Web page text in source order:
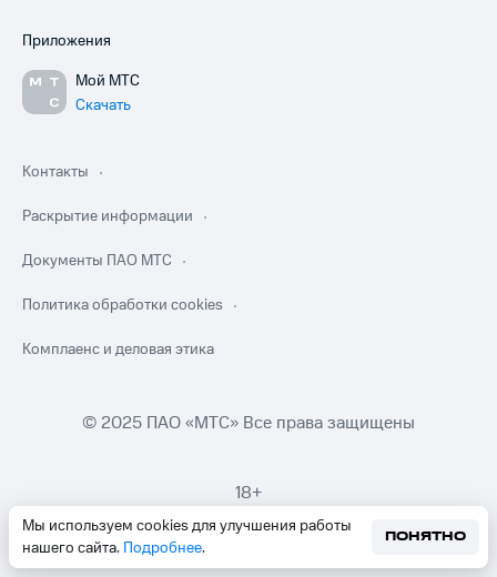
Мы используем cookies для улучшения работы
нашего сайта. Подробнее.
ПОНЯТНО
Приложения
Мой МТС
Скачать
Контакты
Раскрытие информации
Документы ПАО МТС
Политика обработки cookies
Комплаенс и деловая этика
© 2025 ПАО «МТС» Все права защищены
18+